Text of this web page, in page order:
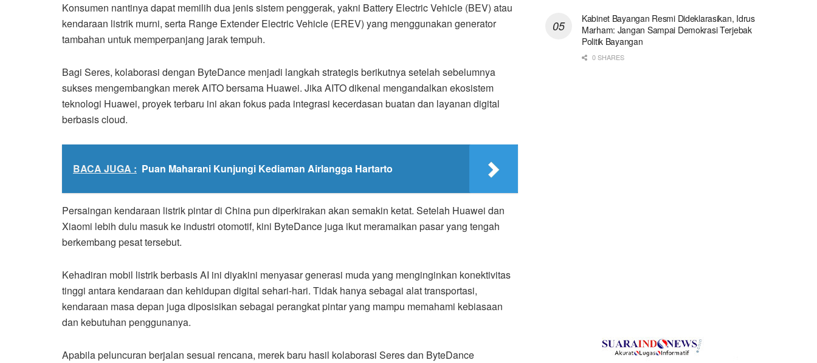
Konsumen nantinya dapat memilih dua jenis sistem penggerak, yakni Battery Electric Vehicle (BEV) atau
kendaraan listrik murni, serta Range Extender Electric Vehicle (EREV) yang menggunakan generator
tambahan untuk memperpanjang jarak tempuh.
Bagi Seres, kolaborasi dengan ByteDance menjadi langkah strategis berikutnya setelah sebelumnya
sukses mengembangkan merek AITO bersama Huawei. Jika AITO dikenal mengandalkan ekosistem
teknologi Huawei, proyek terbaru ini akan fokus pada integrasi kecerdasan buatan dan layanan digital
berbasis cloud.
BACA JUGA : Puan Maharani Kunjungi Kediaman Airlangga Hartarto
Persaingan kendaraan listrik pintar di China pun diperkirakan akan semakin ketat. Setelah Huawei dan
Xiaomi lebih dulu masuk ke industri otomotif, kini ByteDance juga ikut meramaikan pasar yang tengah
berkembang pesat tersebut.
Kehadiran mobil listrik berbasis AI ini diyakini menyasar generasi muda yang menginginkan konektivitas
tinggi antara kendaraan dan kehidupan digital sehari-hari. Tidak hanya sebagai alat transportasi,
kendaraan masa depan juga diposisikan sebagai perangkat pintar yang mampu memahami kebiasaan
dan kebutuhan penggunanya.
Apabila peluncuran berjalan sesuai rencana, merek baru hasil kolaborasi Seres dan ByteDance
Kabinet Bayangan Resmi Dideklarasikan, Idrus
Marham: Jangan Sampai Demokrasi Terjebak
Politik Bayangan
0 SHARES